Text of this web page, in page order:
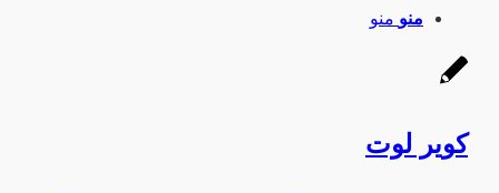
منو منو
کویر لوت